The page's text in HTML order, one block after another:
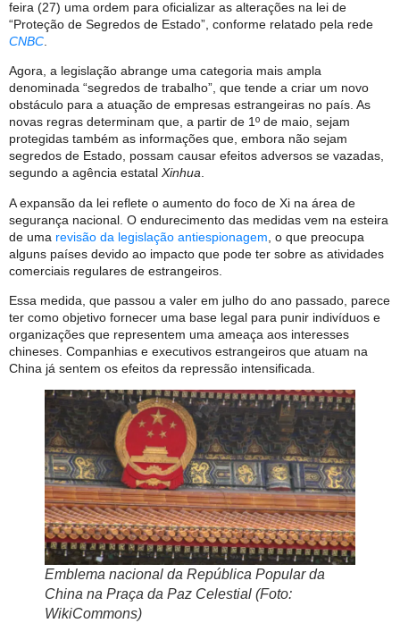
feira (27) uma ordem para oficializar as alterações na lei de
“Proteção de Segredos de Estado”, conforme relatado pela rede
CNBC
Agora, a legislação abrange uma categoria mais ampla
denominada “segredos de trabalho”, que tende a criar um novo
obstáculo para a atuação de empresas estrangeiras no país. As
novas regras determinam que, a partir de 1º de maio, sejam
protegidas também as informações que, embora não sejam
segredos de Estado, possam causar efeitos adversos se vazadas,
segundo a agência estatal Xinhua.
A expansão da lei reflete o aumento do foco de Xi na área de
segurança nacional. O endurecimento das medidas vem na esteira
de uma revisão da legislação antiespionagem , o que preocupa
alguns países devido ao impacto que pode ter sobre as atividades
comerciais regulares de estrangeiros.
Essa medida, que passou a valer em julho do ano passado, parece
ter como objetivo fornecer uma base legal para punir indivíduos e
organizações que representem uma ameaça aos interesses
chineses. Companhias e executivos estrangeiros que atuam na
China já sentem os efeitos da repressão intensificada.
Emblema nacional da República Popular da
China na Praça da Paz Celestial (Foto:
WikiCommons)